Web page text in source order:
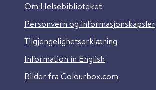
Om Helsebiblioteket
Personvern og informasjonskapsler
Tilgjengelighetserklæring
Information in English
Bilder fra Colourbox.com